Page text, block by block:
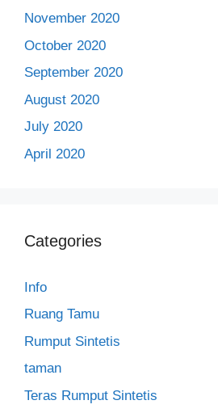
November 2020
October 2020
September 2020
August 2020
July 2020
April 2020
Categories
Info
Ruang Tamu
Rumput Sintetis
taman
Teras Rumput Sintetis